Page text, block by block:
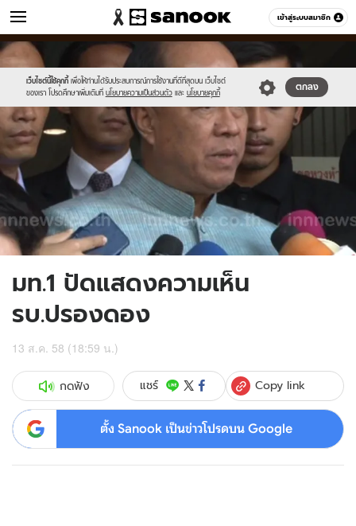
เข้าสู่ระบบสมาชิก
ข่าว หมวดอื่นๆ
เว็บไซต์นี้ใช้คุกกี้ เพื่อให้ท่านได้รับประสบการณ์การใช้งานที่ดีที่สุดบน เว็บไซต์
ของเรา โปรดศึกษาเพิ่มเติมที่ นโยบายความเป็นส่วนตัว และ นโยบายคุกกี้
ตกลง
Sanook
//s.isanook.com/sr/0/images/logo-
new-
sanook.png
600
60
//s.isanook.com/ns/0/ud/369/1847030/638786-
01.jpg
มท.1 ปัดแสดงความเห็น
รบ.ปรองดอง
13 ส.ค. 58 (18:59 น.)
กดฟัง แชร์ Copy link
ตั้ง Sanook เป็นข่าวโปรดบน Google